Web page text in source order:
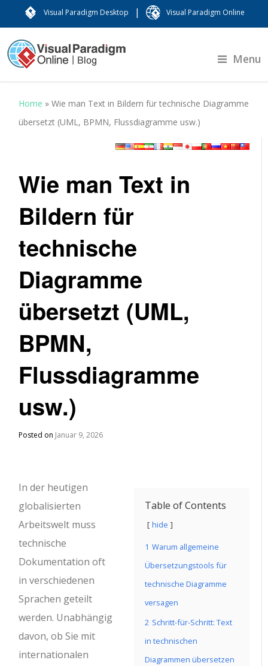
Visual Paradigm Desktop | Visual Paradigm Online
Menu
Home »Wie man Text in Bildern für technische Diagramme
übersetzt (UML, BPMN, Flussdiagramme usw.)
Wie man Text in
Bildern für
technische
Diagramme
übersetzt (UML,
BPMN,
Flussdiagramme
usw.)
Posted on Januar 9, 2026
Table of Contents
hide
1 Warum allgemeine
Übersetzungstools für
technische Diagramme
versagen
2 Schritt-für-Schritt: Text
in technischen
Diagrammen übersetzen
In der heutigen
globalisierten
Arbeitswelt muss
technische
Dokumentation oft
in verschiedenen
Sprachen geteilt
werden. Unabhängig
davon, ob Sie mit
internationalen